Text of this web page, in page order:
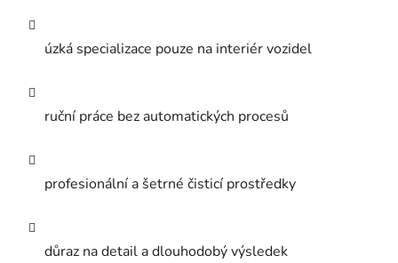
úzká specializace pouze na interiér vozidel
ruční práce bez automatických procesů
profesionální a šetrné čisticí prostředky
důraz na detail a dlouhodobý výsledek